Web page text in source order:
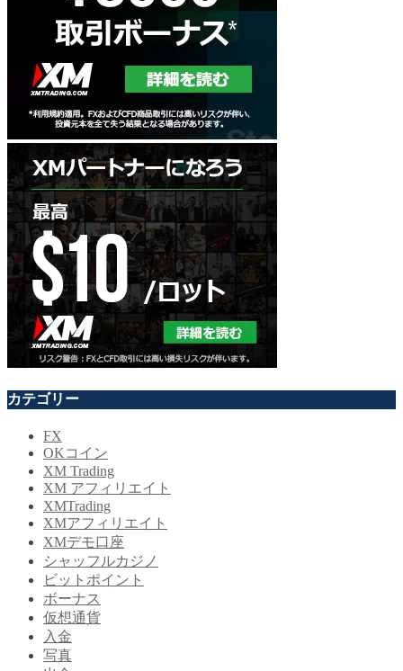
カテゴリー
FX
OKコイン
XM Trading
XM アフィリエイト
XMTrading
XMアフィリエイト
XMデモ口座
シャッフルカジノ
ビットポイント
ボーナス
仮想通貨
入金
写真